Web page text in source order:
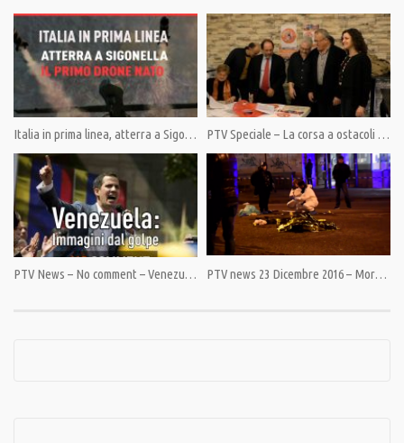
Category:PrimoPiano,Speciali
Tags:Ambiente, Bartolomeo Pepe ,Edward Teller, Geoingegneria, Gherardo Rossi,Giulietto
Chiesa,inquinamento,Maria Haibel,Metalli Pesanti,Nato,Paolo De Santis,Serena
Pellegrino
Italia in prima linea, atterra a Sigonella il primo drone Nato PTV Speciale – La corsa a ostacoli della Lista del Popolo
PTV News – No comment – Venezuela: Immagini dal golpe PTV news 23 Dicembre 2016 – Morto e muto anche l’attentatore di Berlino